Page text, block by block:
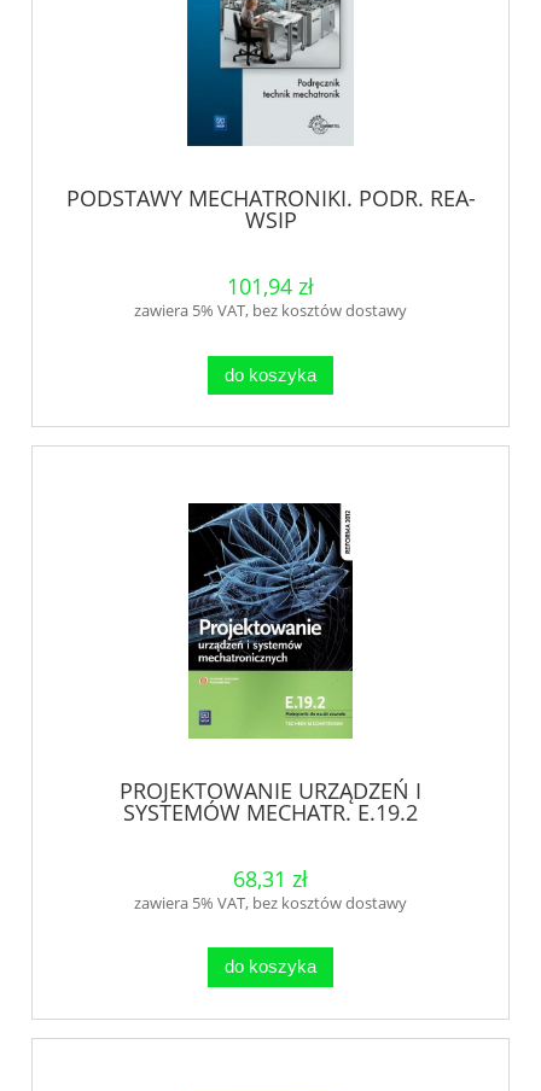
PODSTAWY MECHATRONIKI. PODR. REA-
WSIP
101,94 zł
zawiera 5% VAT, bez kosztów dostawy
do koszyka
PROJEKTOWANIE URZĄDZEŃ I
SYSTEMÓW MECHATR. E.19.2
68,31 zł
zawiera 5% VAT, bez kosztów dostawy
do koszyka